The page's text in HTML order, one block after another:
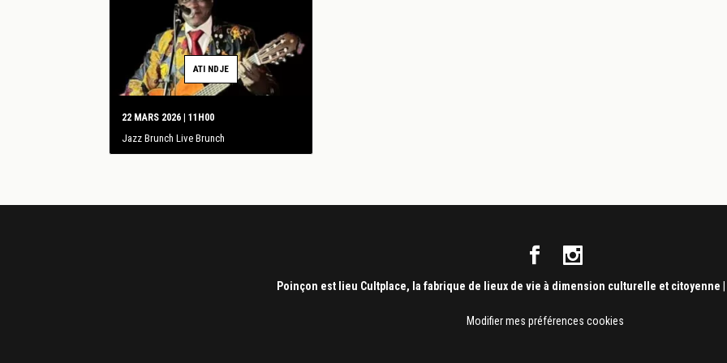
ATI NDJE
22 MARS 2026 | 11H00
Jazz Brunch Live Brunch
Poinçon est lieu Cultplace, la fabrique de lieux de vie à dimension culturelle et citoyenne |
Modifier mes préférences cookies